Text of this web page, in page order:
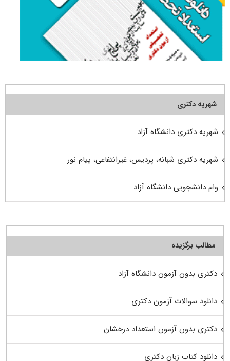
شهریه دکتری
شهریه دکتری دانشگاه آزاد
شهریه دکتری شبانه، پردیس، غیرانتفاعی، پیام نور
وام دانشجویی دانشگاه آزاد
مطالب برگزیده
دکتری بدون آزمون دانشگاه آزاد
دانلود سوالات آزمون دکتری
دکتری بدون آزمون استعداد درخشان
دانلود کتاب زبان دکتری